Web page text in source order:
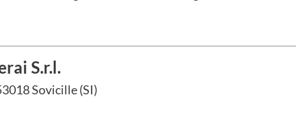
S.r.l.
Sovicille (SI)